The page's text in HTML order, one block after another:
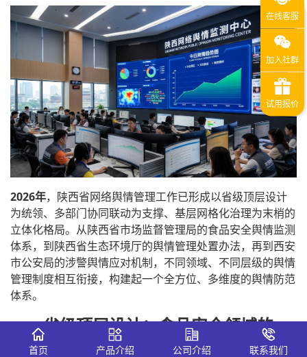
2026年，陕西省网络舆情管理工作已形成以省级顶层设计
为统领、多部门协同联动为支撑、基层网格化治理为末梢的
立体化格局。从陕西省市场监督管理局的食品安全舆情监测
体系，到陕西省生态环境厅的舆情管理处置办法，再到西安
市公安局的涉警舆情应对机制，不同领域、不同层级的舆情
管理制度相互衔接，构建起一个全方位、多维度的舆情防范
体系。
一、省级顶层设计：食品安全领域的
“陕西样本”
首页 产品介绍 公司介绍 联系我们